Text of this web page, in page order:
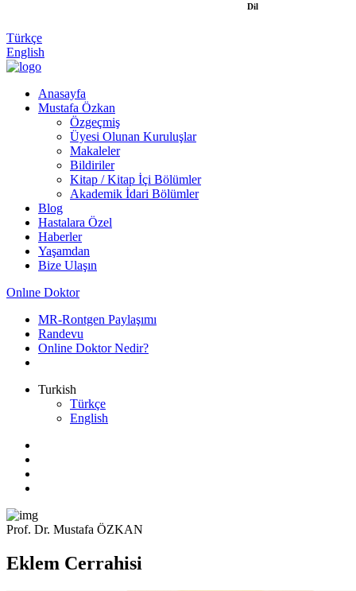
Dil
Türkçe
English
Anasayfa
Mustafa Özkan
Özgeçmiş
Üyesi Olunan Kuruluşlar
Makaleler
Bildiriler
Kitap / Kitap İçi Bölümler
Akademik İdari Bölümler
Blog
Hastalara Özel
Haberler
Yaşamdan
Bize Ulaşın
Onlıne Doktor
MR-Rontgen Paylaşımı
Randevu
Online Doktor Nedir?
Turkish
Türkçe
English
Prof. Dr. Mustafa ÖZKAN
Eklem Cerrahisi